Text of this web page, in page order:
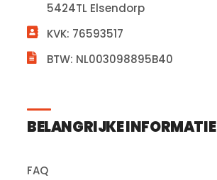
5424TL Elsendorp
KVK: 76593517
BTW: NL003098895B40
BELANGRIJKE INFORMATIE
FAQ